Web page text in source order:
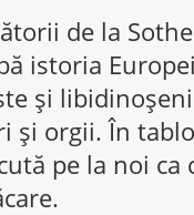
de la
istoria
şi
şi orgii. În
pe la noi ca